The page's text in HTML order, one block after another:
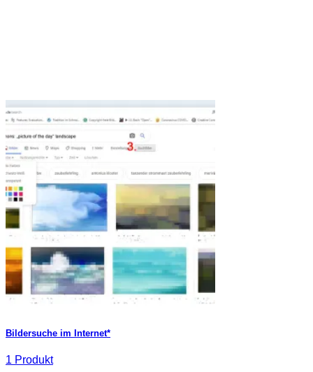
Bildersuche im Internet*
1 Produkt